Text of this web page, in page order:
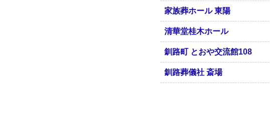
家族葬ホール 東陽
清華堂桂木ホール
釧路町 とおや交流館108
釧路葬儀社 斎場